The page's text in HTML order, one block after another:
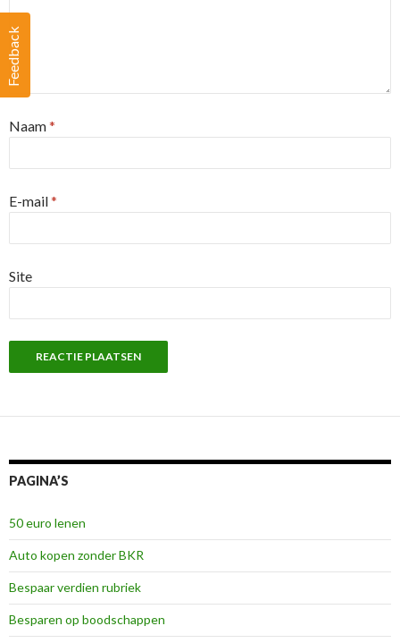
Naam*
E-mail*
Site
PAGINA’S
50 euro lenen
Auto kopen zonder BKR
Bespaar verdien rubriek
Besparen op boodschappen
Feedback